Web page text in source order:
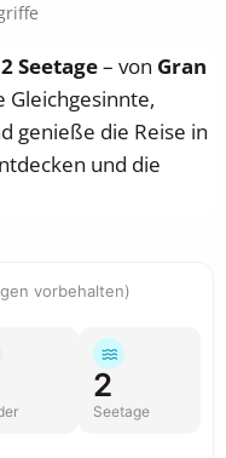
2 Seetage– von Gran
Gleichgesinnte,
genieße die Reise in
und die
vorbehalten)
2
Seetage